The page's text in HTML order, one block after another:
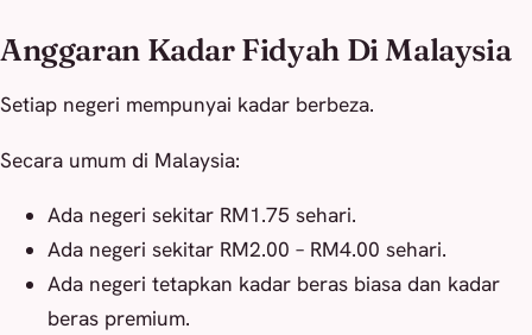
Anggaran Kadar Fidyah Di Malaysia
Setiap negeri mempunyai kadar berbeza.
Secara umum di Malaysia:
Ada negeri sekitar RM1.75 sehari.
Ada negeri sekitar RM2.00 – RM4.00 sehari.
Ada negeri tetapkan kadar beras biasa dan kadar
beras premium.